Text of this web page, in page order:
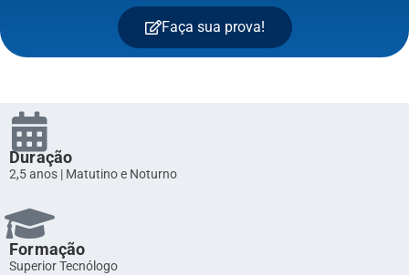
Faça sua prova!
Duração
2,5 anos | Matutino e Noturno
Formação
Superior Tecnólogo